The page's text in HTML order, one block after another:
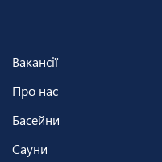
Вакансії
Про нас
Басейни
Сауни